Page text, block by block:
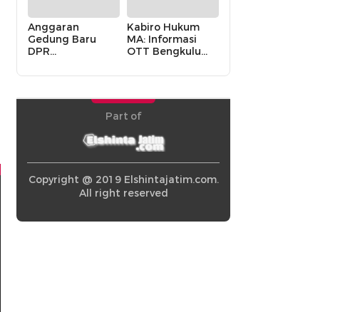
Anggaran
Gedung Baru
DPR
Cair karena
Budi” Pemerintah
Kabiro Hukum
MA: Informasi
OTT Bengkulu
Internal MA
Part of
Copyright @ 2019 Elshintajatim.com.
All right reserved